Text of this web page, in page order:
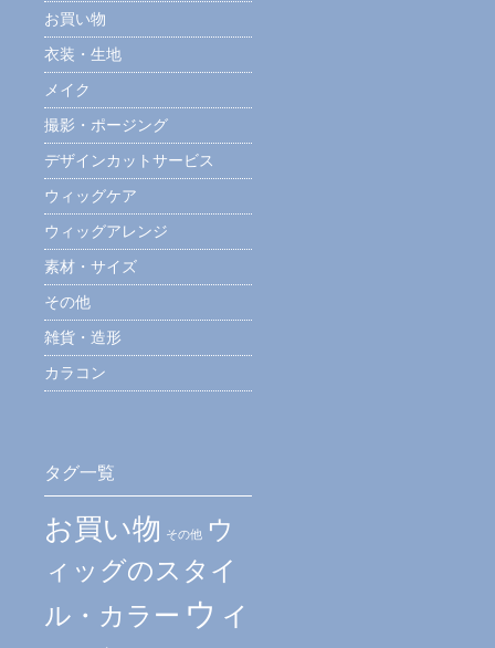
お買い物
衣装・生地
メイク
撮影・ポージング
デザインカットサービス
ウィッグケア
ウィッグアレンジ
素材・サイズ
その他
雑貨・造形
カラコン
タグ一覧
お買い物 その他 ウ
ィッグのスタイ
ル・カラー ウィ